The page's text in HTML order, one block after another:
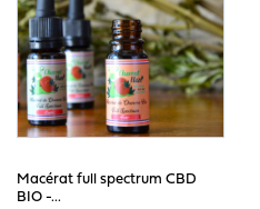
Macérat full spectrum CBD
BIO -...